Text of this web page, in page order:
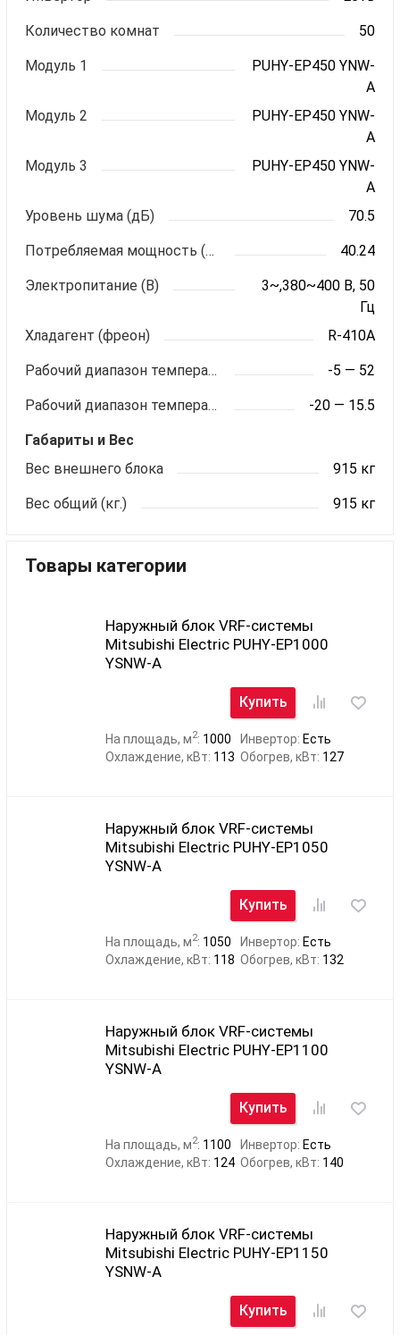
Количество комнат 50
Модуль 1
PUHY-EP450 YNW-
A
Модуль 2
PUHY-EP450 YNW-
A
Модуль 3
PUHY-EP450 YNW-
A
Уровень шума (дБ)
70.5
Потребляемая мощность (кВт) 40.24
Электропитание (В)
3~,380~400 В, 50
Гц
Хладагент (фреон)
R-410A
Рабочий диапазон температур (охлаждение) -5 — 52
Рабочий диапазон температур (обогрев) -20 — 15.5
Габариты и Вес
Вес внешнего блока
915 кг
Вес общий (кг.) 915 кг
Товары категории
Наружный блок VRF-системы
Mitsubishi Electric PUHY-EP1000
YSNW-A
Купить
На площадь, м2: 1000 Инвертор: Есть
Охлаждение, кВт: 113 Обогрев, кВт: 127
Наружный блок VRF-системы
Mitsubishi Electric PUHY-EP1050
YSNW-A
Купить
На площадь, м2: 1050 Инвертор: Есть
Охлаждение, кВт: 118 Обогрев, кВт: 132
Наружный блок VRF-системы
Mitsubishi Electric PUHY-EP1100
YSNW-A
Купить
На площадь, м2: 1100 Инвертор: Есть
Охлаждение, кВт: 124 Обогрев, кВт: 140
Наружный блок VRF-системы
Mitsubishi Electric PUHY-EP1150
YSNW-A
Купить